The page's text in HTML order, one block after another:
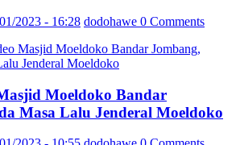
2023 - 16:28 dodohawe 0 Comments
Moeldoko Bandar
Masa Lalu Jenderal Moeldoko